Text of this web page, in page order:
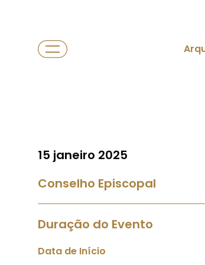
15 janeiro 2025
Conselho Episcopal
Duração do Evento
Data de Início